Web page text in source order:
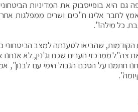
היא בופייסבוק את המדיניות
אלינו ח"כים ושרים ממפלגות
כל מילה!".
שהביאו לטענתה למצב הביטחוני
צה"ל ממרכזי הערים שכם וג'נין, לא
חתמנו על הסכם הגבול הימי עם לבנון",